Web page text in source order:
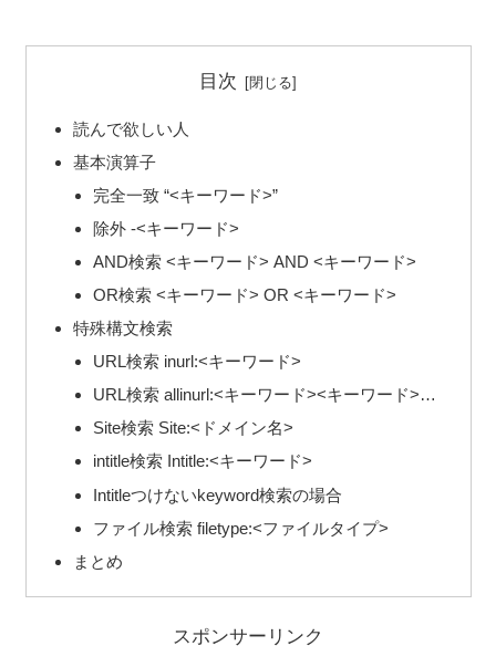
目次
読んで欲しい人
基本演算子
完全一致 “<キーワード>”
除外 -<キーワード>
AND検索 <キーワード> AND <キーワード>
OR検索 <キーワード> OR <キーワード>
特殊構文検索
URL検索 inurl:<キーワード>
URL検索 allinurl:<キーワード><キーワード>…
Site検索 Site:<ドメイン名>
intitle検索 Intitle:<キーワード>
Intitleつけないkeyword検索の場合
ファイル検索 filetype:<ファイルタイプ>
まとめ
スポンサーリンク